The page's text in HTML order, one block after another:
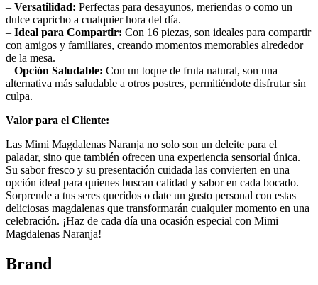
– Versatilidad: Perfectas para desayunos, meriendas o como un
dulce capricho a cualquier hora del día.
– Ideal para Compartir: Con 16 piezas, son ideales para compartir
con amigos y familiares, creando momentos memorables alrededor
de la mesa.
– Opción Saludable: Con un toque de fruta natural, son una
alternativa más saludable a otros postres, permitiéndote disfrutar sin
culpa.
Valor para el Cliente:
Las Mimi Magdalenas Naranja no solo son un deleite para el
paladar, sino que también ofrecen una experiencia sensorial única.
Su sabor fresco y su presentación cuidada las convierten en una
opción ideal para quienes buscan calidad y sabor en cada bocado.
Sorprende a tus seres queridos o date un gusto personal con estas
deliciosas magdalenas que transformarán cualquier momento en una
celebración. ¡Haz de cada día una ocasión especial con Mimi
Magdalenas Naranja!
Brand